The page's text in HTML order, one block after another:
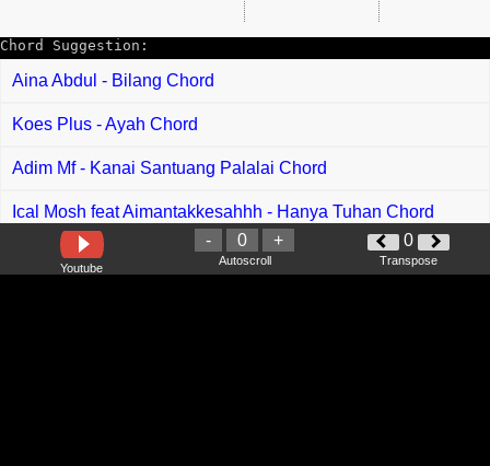
Chord Suggestion:
Aina Abdul - Bilang Chord
Koes Plus - Ayah Chord
Adim Mf - Kanai Santuang Palalai Chord
Ical Mosh feat Aimantakkesahhh - Hanya Tuhan Chord
Boisover - Kata Kata Chord
Youtube
- 0 +
Autoscroll
0
Transpose